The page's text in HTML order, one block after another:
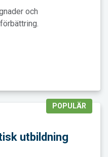
och
praktisk utbildningPOPULÄR
utbildning